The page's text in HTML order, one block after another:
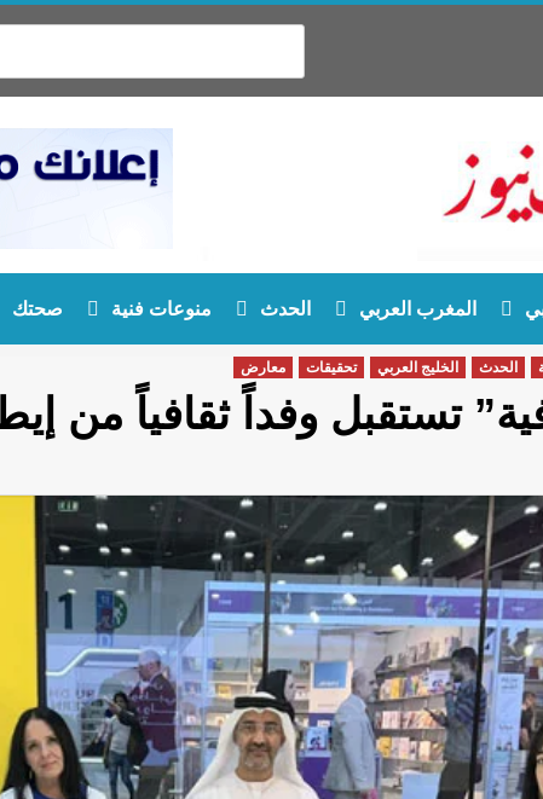
المغرب العربي الحدث منوعات فنية صحتك
الحدث الخليج العربي تحقيقات معارض
تستقبل وفداً ثقافياً من